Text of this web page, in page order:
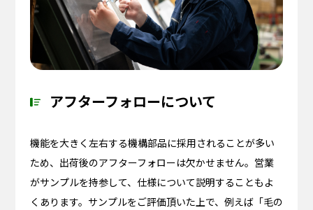
アフターフォローについて
機能を大きく左右する機構部品に採用されることが多い
ため、出荷後のアフターフォローは欠かせません。営業
がサンプルを持参して、仕様について説明することもよ
くあります。サンプルをご評価頂いた上で、例えば「毛の